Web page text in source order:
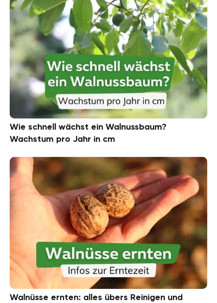
Wie schnell wächst ein Walnussbaum?
Wachstum pro Jahr in cm
Walnüsse ernten: alles übers Reinigen und